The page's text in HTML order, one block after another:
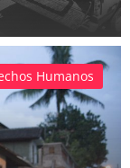
Humanos